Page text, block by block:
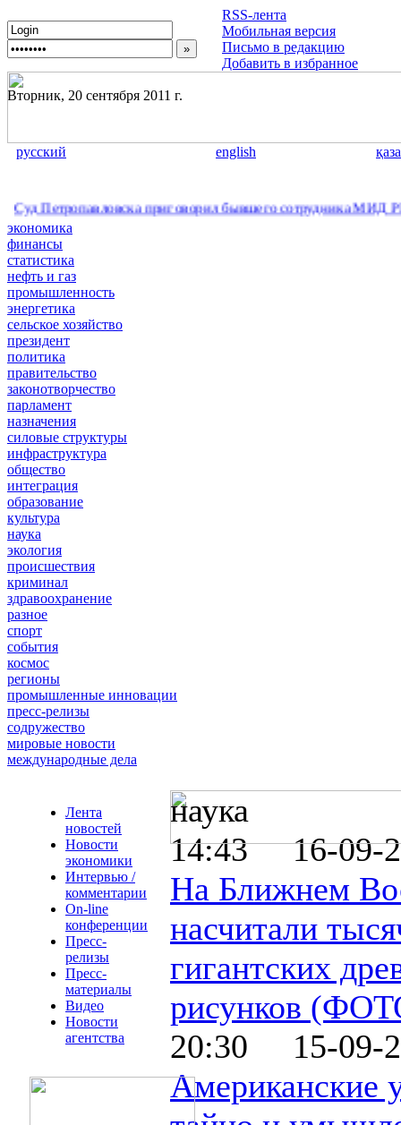
RSS-лента
Мобильная версия
Письмо в редакцию
Добавить в избранное
Вторник, 20 сентября 2011 г.
русский english
приговорил бывшего сотрудника МИД РК к двум
экономика
финансы
статистика
нефть и газ
промышленность
энергетика
сельское хозяйство
президент
политика
правительство
законотворчество
парламент
назначения
силовые структуры
инфраструктура
общество
интеграция
образование
культура
наука
экология
происшествия
криминал
здравоохранение
разное
спорт
события
космос
регионы
промышленные инновации
пресс-релизы
содружество
мировые новости
международные дела
Лента
новостей
Новости
экономики
Интервью /
комментарии
On-line
конференции
Пресс-
релизы
Пресс-
материалы
Видео
Новости
агентства
наука
14:43 16-09-
На Ближнем
насчитали
гигантских
рисунков
20:30 15-09-
Американские